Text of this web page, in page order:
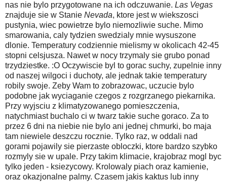
nas nie bylo przygotowane na ich odczuwanie. Las Vegas
znajduje sie w Stanie Nevada, ktore jest w wiekszosci
pustynia, wiec powietrze bylo niemozliwie suche. Mimo
smarowania, caly tydzien swedzialy mnie wysuszone
dlonie. Temperatury codziennie mielismy w okolicach 42-45
stopni celsjusza. Nawet w nocy trzymaly sie grubo ponad
trzydziestke. :O Oczywiscie byl to gorac suchy, zupelnie inny
od naszej wilgoci i duchoty, ale jednak takie temperatury
robily swoje. Zeby Wam to zobrazowac, uczucie bylo
podobne jak wyciaganie czegos z rozgrzanego piekarnika.
Przy wyjsciu z klimatyzowanego pomieszczenia,
natychmiast buchalo ci w twarz takie suche goraco. Za to
przez 6 dni na niebie nie bylo ani jednej chmurki, bo maja
tam niewiele deszczu rocznie. Tylko raz, w oddali nad
gorami pojawily sie pierzaste obloczki, ktore bardzo szybko
rozmyly sie w upale. Przy takim klimacie, krajobraz mogl byc
tylko jeden - ksiezycowy. Krolowaly piach oraz kamienie,
oraz okazjonalne palmy. Czasem jakis kaktus lub inny